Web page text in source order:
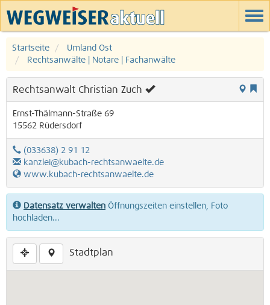
Startseite
Umland Ost
Rechtsanwälte | Notare | Fachanwälte
Rechtsanwalt Christian Zuch
Ernst-Thälmann-Straße 69
15562 Rüdersdorf
(033638) 2 91 12
kanzlei@kubach-rechtsanwaelte.de
www.kubach-rechtsanwaelte.de
Datensatz verwalten Öffnungszeiten einstellen, Foto
hochladen...
Stadtplan